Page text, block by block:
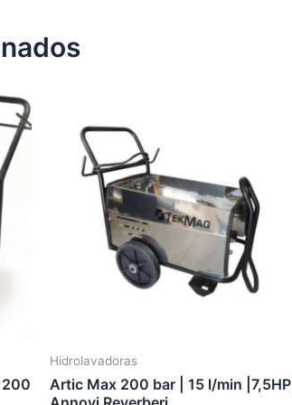
200
Hidrolavadoras
Artic Max 200 bar | 15 l/min |7,5HP|